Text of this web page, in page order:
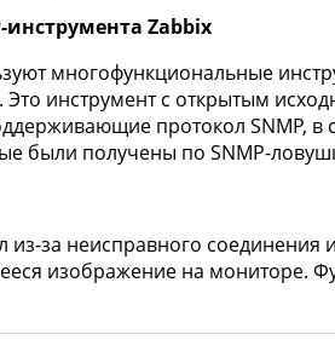
Zabbix
многофункциональные
Это инструмент с открытым
протокол
были получены по SNMP-
из-за неисправного
изображение на мониторе.